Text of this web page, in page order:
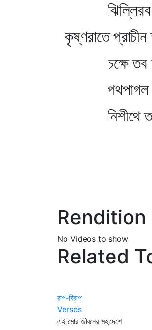
ঝিল্লিরব
কৃষ্ণরাতে প্রাচীন
চক্ষে তব
পথপাগল
নিশীথে তব
Rendition
No Videos to show
Related
রূপ-বিরূপ
Verses
এই মোর জীবনের মহাদেশে